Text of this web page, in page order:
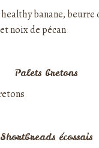
Palets bretons
Shortbreads écossais